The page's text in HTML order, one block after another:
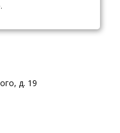
д. 19